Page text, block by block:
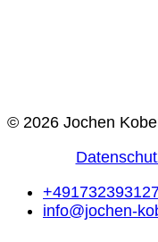
© 2026 Jochen
info@jochen-